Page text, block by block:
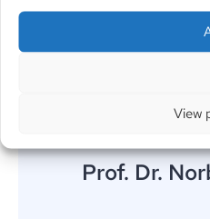
View
Prof. Dr.